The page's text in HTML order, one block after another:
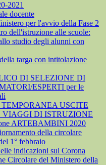
2021
docente
per l'avvio della Fase 2
dell'istruzione alle scuole:
studio degli alunni con
targa con intitolazione
DI SELEZIONE DI
ESPERTI per le
TEMPORANEA USCITE
VIAGGI DI ISTRUZIONE
ARTEBAMBINI 2020
della circolare
1° febbraio
indicazioni sul Corona
Circolare del Ministero della